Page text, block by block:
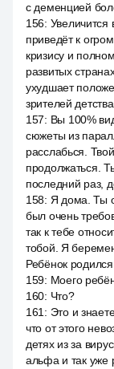
с деменцией
156: Увеличится
приведёт к
кризису и
развитых
ухудшает
зрителей детства.
157: Вы 100%
сюжеты из
расслабься.
продолжаться.
последний раз,
158: Я дома. Ты
был очень
так к тебе
тобой. Я
Ребёнок
159: Моего
160: Что?
161 : Это и
что от этого
детях из за
альфа и так уже